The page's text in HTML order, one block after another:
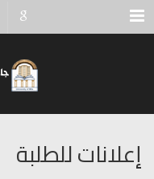
Menu
إعلانات للطلبة